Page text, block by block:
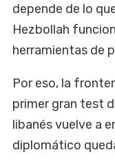
depende de lo
Hezbollah
herramientas de
Por eso, la
primer gran test
libanés vuelve a
diplomático